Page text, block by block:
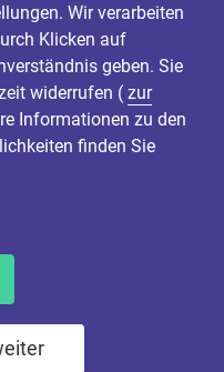
Wir verarbeiten
Klicken auf
geben. Sie
widerrufen ( zur
Informationen zu den
finden Sie